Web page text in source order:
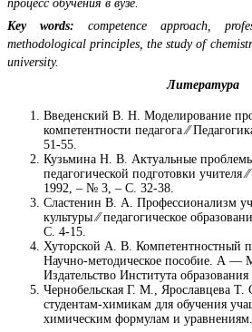
процесс обучения в вузе.
Key words: competence approach,
methodological principles, the study of
university.
Литература
Введенский В. Н. Моделирование
компетентности педагога ⁄⁄
51-55.
Кузьмина Н. В. Актуальные
педагогической подготовки учителя
1992, – № 3, – С. 32-38.
Сластенин В. А. Профессионализм
культуры ⁄⁄ педагогическое
С. 4-15.
Хуторской А. В. Компетентностный
Научно-методическое пособие. А —
Издательство Института образования
Чернобельская Г. М., Ярославцева Т.
студентам-химикам для обучения
химическим формулам и